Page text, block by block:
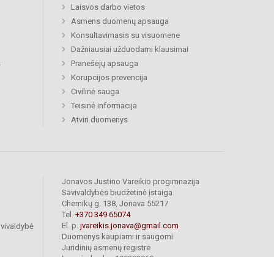
Laisvos darbo vietos
Asmens duomenų apsauga
Konsultavimasis su visuomene
Dažniausiai užduodami klausimai
Pranešėjų apsauga
Korupcijos prevencija
Civilinė sauga
Teisinė informacija
Atviri duomenys
Jonavos Justino Vareikio progimnazija
Savivaldybės biudžetinė įstaiga
Chemikų g. 138, Jonava 55217
Tel. +370 349 65074
El. p. jvareikis.jonava@gmail.com
Duomenys kaupiami ir saugomi
Juridinių asmenų registre